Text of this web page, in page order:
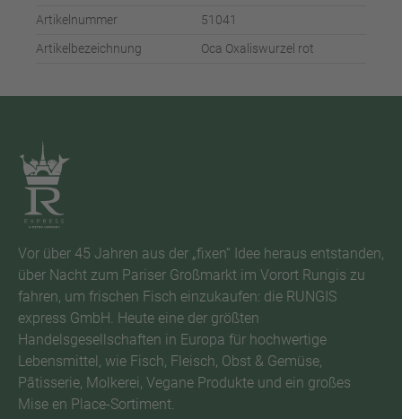
Artikelnummer
51041
Artikelbezeichnung
Oca Oxaliswurzel rot
Vor über 45 Jahren aus der „fixen“ Idee heraus entstanden,
über Nacht zum Pariser Großmarkt im Vorort Rungis zu
fahren, um frischen Fisch einzukaufen: die RUNGIS
express GmbH. Heute eine der größten
Handelsgesellschaften in Europa für hochwertige
Lebensmittel, wie Fisch, Fleisch, Obst & Gemüse,
Pâtisserie, Molkerei, Vegane Produkte und ein großes
Mise en Place-Sortiment.